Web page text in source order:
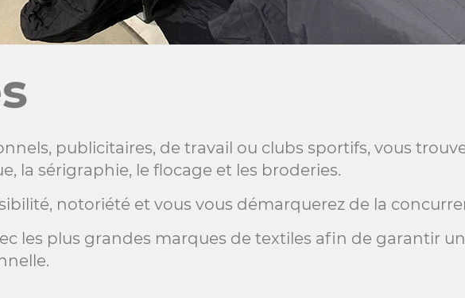
publicitaires, de travail ou clubs sportifs, vous
la sérigraphie, le flocage et les broderies.
notoriété et vous vous démarquerez de la
les plus grandes marques de textiles afin de garantir